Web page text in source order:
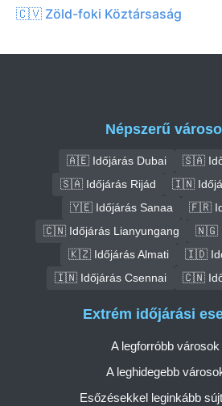
🇨🇻 Zöld-foki Köztársaság
Népszerű
🇦🇪 Időjárás Dubai
🇸🇦
🇸🇦 Időjárás Rijád
🇮🇳
🇾🇪 Időjárás Sanaa
🇫🇷
🇨🇳 Időjárás Lianyungang
🇳🇬
🇰🇿 Időjárás Almati
🇮🇩
🇮🇳 Időjárás Csennai
🇨🇳
Extrém időjárási
A legforróbb
A leghidegebb
Esőzésekkel leginkább